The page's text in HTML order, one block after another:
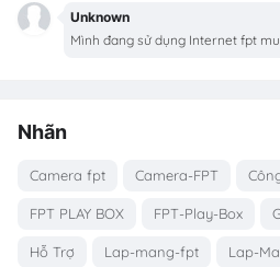
Unknown
Mình đang sử dụng Internet fpt
Nhãn
Camera fpt Camera-FPT
FPT PLAY BOX FPT-Play-Box
Hỗ Trợ Lap-mang-fpt Lap-